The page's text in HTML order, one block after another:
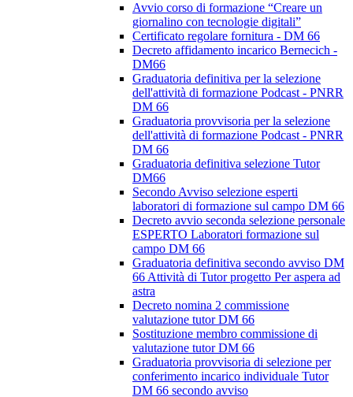
Avvio corso di formazione “Creare un
giornalino con tecnologie digitali”
Certificato regolare fornitura - DM 66
Decreto affidamento incarico Bernecich -
DM66
Graduatoria definitiva per la selezione
dell'attività di formazione Podcast - PNRR
DM 66
Graduatoria provvisoria per la selezione
dell'attività di formazione Podcast - PNRR
DM 66
Graduatoria definitiva selezione Tutor
DM66
Secondo Avviso selezione esperti
laboratori di formazione sul campo DM 66
Decreto avvio seconda selezione personale
ESPERTO Laboratori formazione sul
campo DM 66
Graduatoria definitiva secondo avviso DM
66 Attività di Tutor progetto Per aspera ad
astra
Decreto nomina 2 commissione
valutazione tutor DM 66
Sostituzione membro commissione di
valutazione tutor DM 66
Graduatoria provvisoria di selezione per
conferimento incarico individuale Tutor
DM 66 secondo avviso